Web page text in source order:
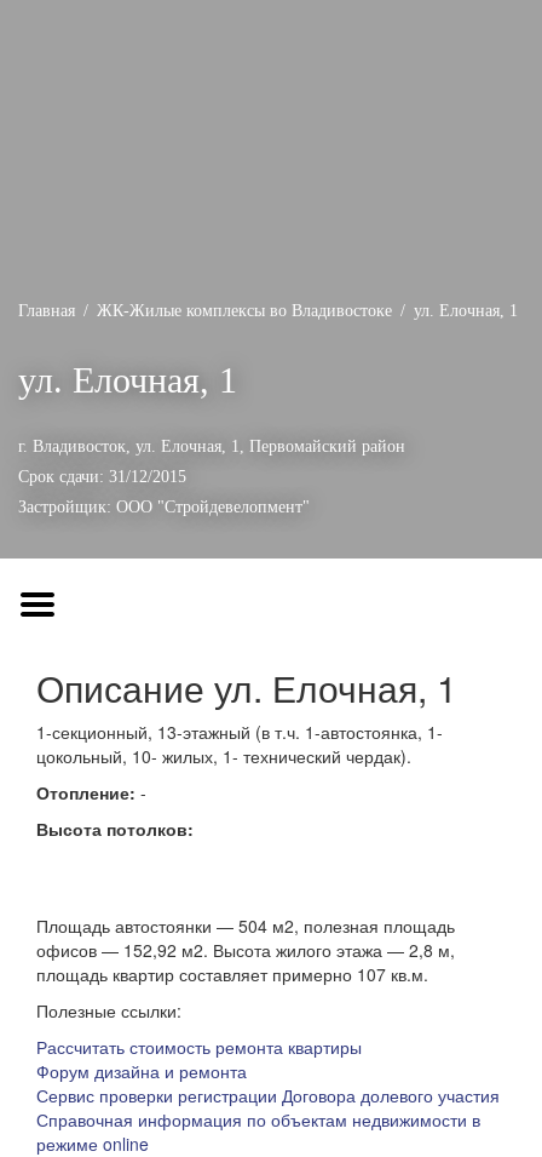
Главная ЖК-Жилые комплексы во Владивостоке ул. Елочная, 1
ул. Елочная, 1
г. Владивосток, ул. Елочная, 1, Первомайский район
Срок сдачи: 31/12/2015
Застройщик: ООО "Стройдевелопмент"
Описание ул. Елочная, 1
1-секционный, 13-этажный (в т.ч. 1-автостоянка, 1-
цокольный, 10- жилых, 1- технический чердак).
Отопление: -
Высота потолков:
Площадь автостоянки — 504 м2, полезная площадь
офисов — 152,92 м2. Высота жилого этажа — 2,8 м,
площадь квартир составляет примерно 107 кв.м.
Полезные ссылки:
Рассчитать стоимость ремонта квартиры
Форум дизайна и ремонта
Сервис проверки регистрации Договора долевого участия
Справочная информация по объектам недвижимости в
режиме online